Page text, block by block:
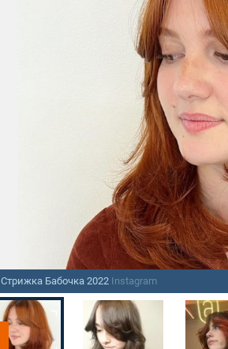
Стрижка Бабочка 2022 Instagram